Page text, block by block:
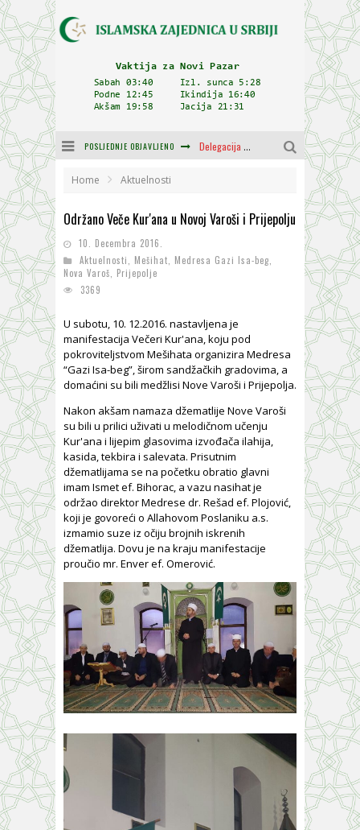
POSLJEDNJE OBJAVLJENO Delegacija IZ-e na godišnjici bitke kod Petrovaradina
Home Aktuelnosti
Održano Veče Kur'ana u Novoj Varoši i Prijepolju
10. Decembra 2016.
Aktuelnosti
Mešihat Medresa Gazi Isa-beg
Nova Varoš
Prijepolje
3369
U subotu, 10. 12.2016. nastavljena je
manifestacija Večeri Kur'ana, koju pod
pokroviteljstvom Mešihata organizira Medresa
“Gazi Isa-beg”, širom sandžačkih gradovima, a
domaćini su bili medžlisi Nove Varoši i Prijepolja.
Nakon akšam namaza džematlije Nove Varoši
su bili u prilici uživati u melodičnom učenju
Kur'ana i lijepim glasovima izvođača ilahija,
kasida, tekbira i salevata. Prisutnim
džematlijama se na početku obratio glavni
imam Ismet ef. Bihorac, a vazu nasihat je
održao direktor Medrese dr. Rešad ef. Plojović,
koji je govoreći o Allahovom Poslaniku a.s.
izmamio suze iz očiju brojnih iskrenih
džematlija. Dovu je na kraju manifestacije
proučio mr. Enver ef. Omerović.